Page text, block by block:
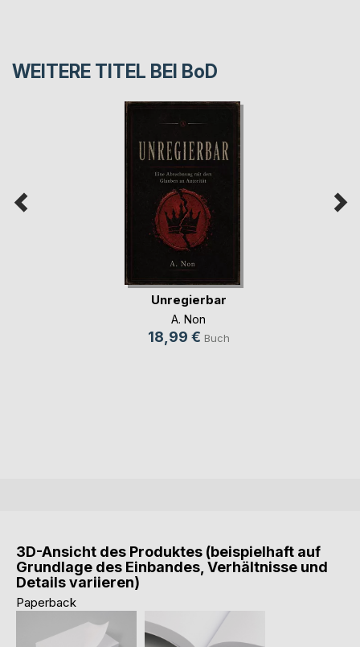
WEITERE TITEL BEI BoD
Unregierbar
A. Non
18,99 € Buch
3D-Ansicht des Produktes (beispielhaft auf
Grundlage des Einbandes, Verhältnisse und
Details variieren)
Paperback